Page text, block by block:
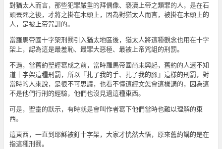
對猶太人而言，那些犯罪嚴重的拜偶像、褻瀆上帝之類罪的人，是在石
頭丟死之後，才將之掛在木頭上，因為對猶太人而言，被掛在木頭上的
人，是被上帝咒詛的。
當羅馬帝國十字架刑罰引入猶太地區後，猶太人將這種觀念也用在十字
架上，認為這是最羞恥、最罪大惡極、最被上帝咒詛的刑罰。
不過，當舊約聖經寫成之前，當時羅馬帝國尚未興起，舊約的人還不知
道十字架這種刑罰，所以『扎了我的手、扎了我的腳』這樣的刑罰，對
當時的人來說，是很不可思議，也看不懂這經文怎會這樣講的，因為這
不是他們行刑的經驗，他們也沒見過這種東西。
可是，聖靈的默示，有時就是會叫作者寫下他們當時也難以理解的東
西。
這東西，一直到耶穌被釘十字架，大家才恍然大悟，原來舊約講的是在
指這種刑罰。